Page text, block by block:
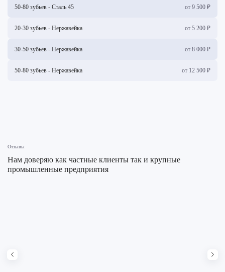
50-80 зубьев - Сталь 45 от 9 500 ₽
20-30 зубьев - Нержавейка от 5 200 ₽
30-50 зубьев - Нержавейка от 8 000 ₽
50-80 зубьев - Нержавейка от 12 500 ₽
Отзывы
Нам доверяю как частные клиенты так и крупные
промышленные предприятия